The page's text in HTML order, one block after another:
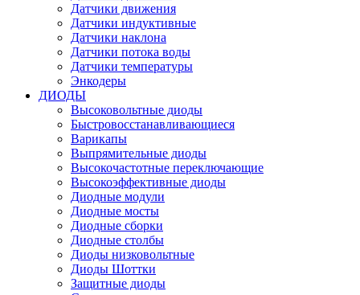
Датчики движения
Датчики индуктивные
Датчики наклона
Датчики потока воды
Датчики температуры
Энкодеры
ДИОДЫ
Высоковольтные диоды
Быстровосстанавливающиеся
Варикапы
Выпрямительные диоды
Высокочастотные переключающие
Высокоэффективные диоды
Диодные модули
Диодные мосты
Диодные сборки
Диодные столбы
Диоды низковольтные
Диоды Шоттки
Защитные диоды